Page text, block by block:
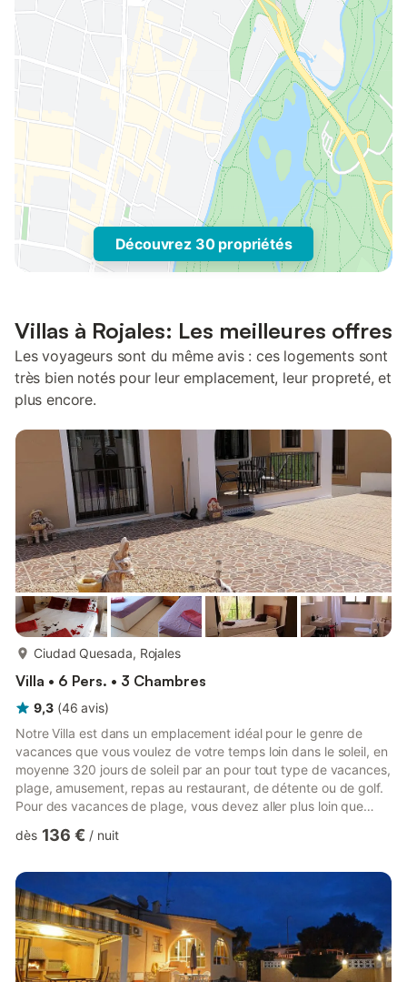
Découvrez 30 propriétés
Villas à Rojales: Les meilleures offres
Les voyageurs sont du même avis : ces logements sont
très bien notés pour leur emplacement, leur propreté, et
plus encore.
Ciudad Quesada, Rojales
Villa • 6 Pers. • 3 Chambres
9,3 (46 avis)
Notre Villa est dans un emplacement idéal pour le genre de
vacances que vous voulez de votre temps loin dans le soleil, en
moyenne 320 jours de soleil par an pour tout type de vacances,
plage, amusement, repas au restaurant, de détente ou de golf.
Pour des vacances de plage, vous devez aller plus loin que
étagères imprenable sur la plage doucement dans la mer et il
rafraîchissements. Amusez-vous à Quesada, il ya un parc
aquatique (ouvert Juin à Septembre) avec toboggans pour to...
dès 136 € / nuit